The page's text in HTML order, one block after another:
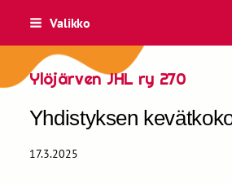
Siirry
sisältöön
Valikko
Ylöjärven JHL ry 270
Yhdistyksen
17.3.2025